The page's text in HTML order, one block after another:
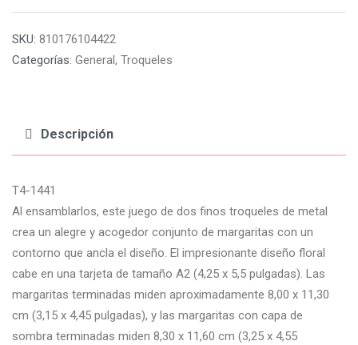
SKU: 810176104422
Categorías: General, Troqueles
Descripción
T4-1441
Al ensamblarlos, este juego de dos finos troqueles de metal
crea un alegre y acogedor conjunto de margaritas con un
contorno que ancla el diseño. El impresionante diseño floral
cabe en una tarjeta de tamaño A2 (4,25 x 5,5 pulgadas). Las
margaritas terminadas miden aproximadamente 8,00 x 11,30
cm (3,15 x 4,45 pulgadas), y las margaritas con capa de
sombra terminadas miden 8,30 x 11,60 cm (3,25 x 4,55